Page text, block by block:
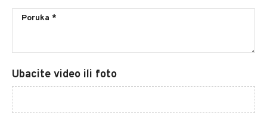
Ubacite video ili foto